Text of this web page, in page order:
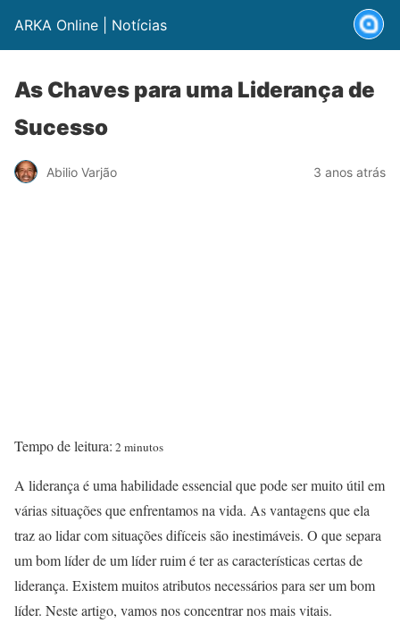
ARKA Online | Notícias
As Chaves para uma Liderança de
Sucesso
Abilio Varjão 3 anos atrás
Tempo de leitura: 2 minutos
A liderança é uma habilidade essencial que pode ser muito útil em
várias situações que enfrentamos na vida. As vantagens que ela
traz ao lidar com situações difíceis são inestimáveis. O que separa
um bom líder de um líder ruim é ter as características certas de
liderança. Existem muitos atributos necessários para ser um bom
líder. Neste artigo, vamos nos concentrar nos mais vitais.